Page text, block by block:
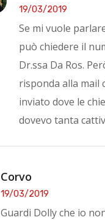
19/03/2019
Se mi vuole
può chiedere il
Dr.ssa Da Ros.
risponda alla mail
inviato dove le
dovevo tanta
Corvo
19/03/2019
Guardi Dolly che io